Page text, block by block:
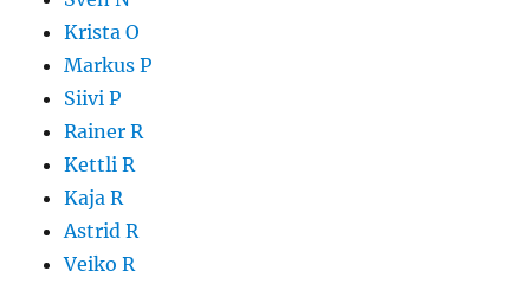
Krista O
Markus P
Siivi P
Rainer R
Kettli R
Kaja R
Astrid R
Veiko R